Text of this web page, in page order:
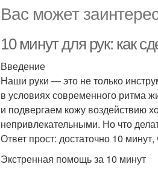
Вас может
10 минут для рук: как
Введение
Наши руки — это не только
в условиях современного ритма
и подвергаем кожу воздействию
непривлекательными. Но что
Ответ прост: достаточно 10
Экстренная помощь за 10 минут